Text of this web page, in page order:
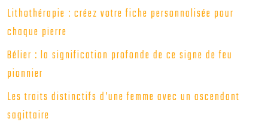
Lithothérapie : créez votre fiche personnalisée pour
chaque pierre
Bélier : la signification profonde de ce signe de feu
pionnier
Les traits distinctifs d’une femme avec un ascendant
sagittaire